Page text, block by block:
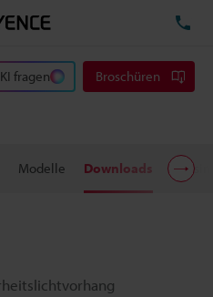
KI fragen Broschüren
Modelle Downloads